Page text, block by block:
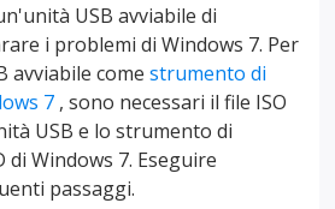
USB avviabile di
i problemi di Windows 7. Per
avviabile comestrumento di
7 , sono necessari il file ISO
USB e lo strumento di
di Windows 7. Eseguire
passaggi.